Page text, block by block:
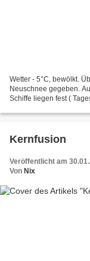
Wetter - 5°C, bewölkt.
Neuschnee gegeben.
Schiffe liegen fest (
Kernfusion
Veröffentlicht am
Von Nix